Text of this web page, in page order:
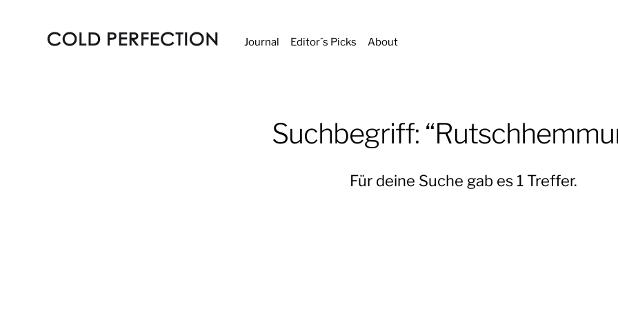
Journal Editor´s Picks About
Suchbegriff:
Für deine Suche gab es 1 Treffer.